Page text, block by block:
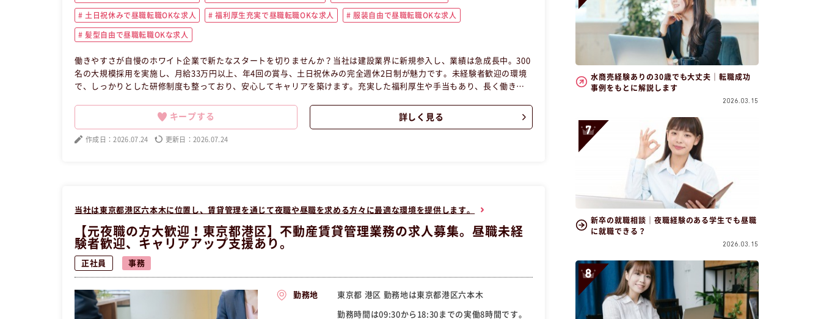
土日祝休みで昼職転職OKな求人 福利厚生充実で昼職転職OKな求人 服装自由で昼職転職OKな求人
髪型自由で昼職転職OKな求人
働きやすさが自慢のホワイト企業で新たなスタートを切りませんか？当社は建設業界に新規参入し、業績は急成長中。300
名の大規模採用を実施し、月給33万円以上、年4回の賞与、土日祝休みの完全週休2日制が魅力です。未経験者歓迎の環境
で、しっかりとした研修制度も整っており、安心してキャリアを築けます。充実した福利厚生や手当もあり、長く働きや
キープする 詳しく見る
作成日：2026.07.24 更新日：2026.07.24
当社は東京都港区六本木に位置し、賃貸管理を通じて夜職や昼職を求める方々に最適な環境を提供します。
【元夜職の方大歓迎！東京都港区】不動産賃貸管理業務の求人募集。昼職未経
験者歓迎、キャリアアップ支援あり。
正社員 事務
勤務地 東京都 港区 勤務地は東京都港区六本木
勤務時間は09:30から18:30までの実働8時間です。
水商売経験ありの30歳でも大丈夫｜転職成功
事例をもとに解説します
2026.03.15
新卒の就職相談｜夜職経験のある学生でも昼職
に就職できる？
2026.03.15